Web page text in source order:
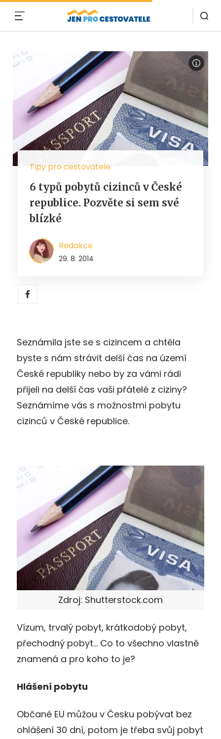
Tipy pro cestovatele
6 typů pobytů cizinců v České
republice. Pozvěte si sem své
blízké
Redakce
29. 8. 2014
Seznámila jste se s cizincem a chtěla
byste s nám strávit delší čas na území
České republiky nebo by za vámi rádi
přijeli na delší čas vaši přátelé z ciziny?
Seznámíme vás s možnostmi pobytu
cizinců v České republice.
Zdroj: Shutterstock.com
Vízum, trvalý pobyt, krátkodobý pobyt,
přechodný pobyt… Co to všechno vlastně
znamená a pro koho to je?
Hlášení pobytu
Občané EU můžou v Česku pobývat bez
ohlášení 30 dní, potom je třeba svůj pobyt